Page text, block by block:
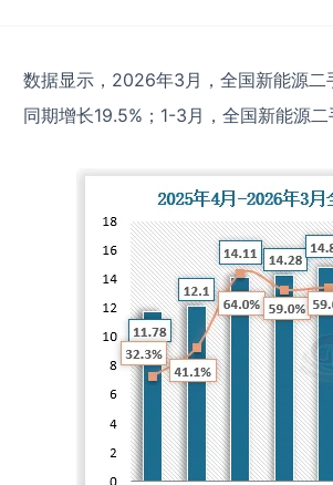
数据显示，2026年3月，全国新能源
同期增长19.5%；1-3月，全国新能源